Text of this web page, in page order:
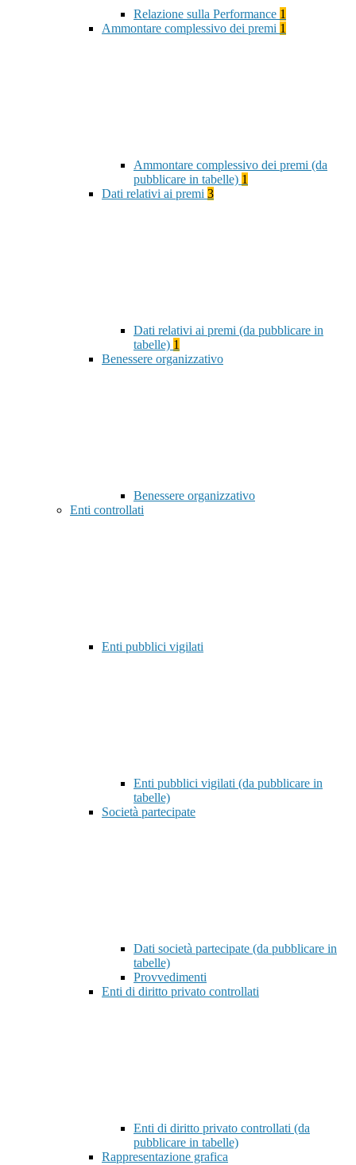
Relazione sulla Performance 1
Ammontare complessivo dei premi 1
Ammontare complessivo dei premi (da
pubblicare in tabelle) 1
Dati relativi ai premi 3
Dati relativi ai premi (da pubblicare in
tabelle) 1
Benessere organizzativo
Benessere organizzativo
Enti controllati
Enti pubblici vigilati
Enti pubblici vigilati (da pubblicare in
tabelle)
Società partecipate
Dati società partecipate (da pubblicare in
tabelle)
Provvedimenti
Enti di diritto privato controllati
Enti di diritto privato controllati (da
pubblicare in tabelle)
Rappresentazione grafica